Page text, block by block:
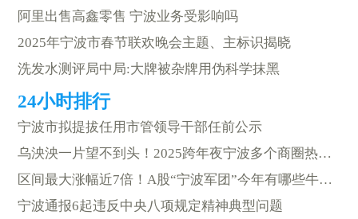
阿里出售高鑫零售 宁波业务受影响吗
2025年宁波市春节联欢晚会主题、主标识揭晓
洗发水测评局中局:大牌被杂牌用伪科学抹黑
宁波市拟提拔任用市管领导干部任前公示
乌泱泱一片望不到头！2025跨年夜宁波多个商圈热闹非凡
区间最大涨幅近7倍！A股“宁波军团”今年有哪些牛股？
宁波通报6起违反中央八项规定精神典型问题